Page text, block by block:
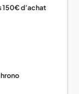
d’achat